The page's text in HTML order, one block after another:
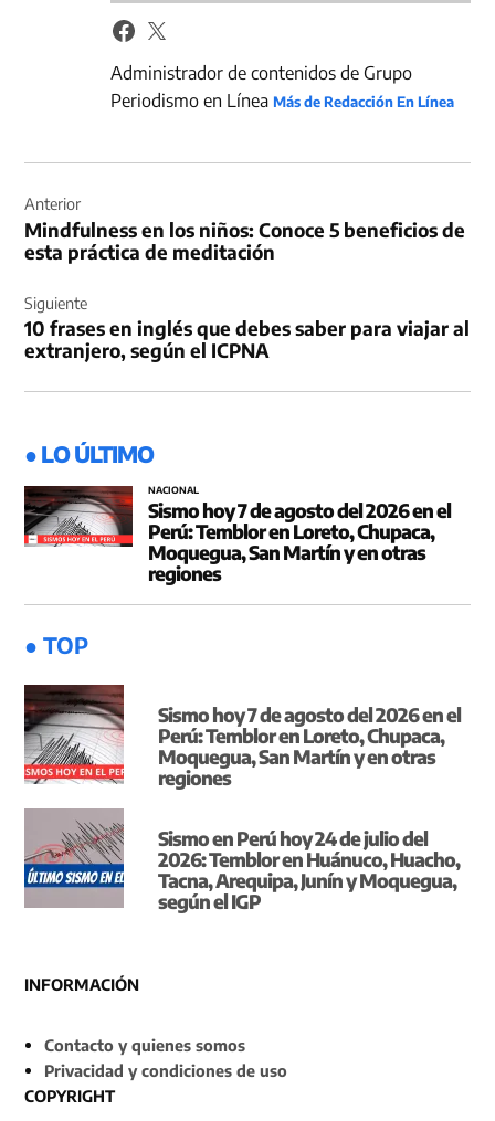
Administrador de contenidos de Grupo
Periodismo en LíneaMás de Redacción En Línea
de
entradas
Anterior
Mindfulness en los niños: Conoce 5 beneficios de
esta práctica de meditación
Siguiente
10 frases en inglés que debes saber para viajar al
extranjero, según el ICPNA
● LO ÚLTIMO
NACIONAL
Sismo hoy 7 de agosto del 2026 en el
Perú: Temblor en Loreto, Chupaca,
Moquegua, San Martín y en otras
regiones
● TOP
Sismo hoy 7 de agosto del 2026 en el
Perú: Temblor en Loreto, Chupaca,
Moquegua, San Martín y en otras
regiones
Sismo en Perú hoy 24 de julio del
2026: Temblor en Huánuco, Huacho,
Tacna, Arequipa, Junín y Moquegua,
según el IGP
INFORMACIÓN
Contacto y quienes somos
Privacidad y condiciones de uso
COPYRIGHT